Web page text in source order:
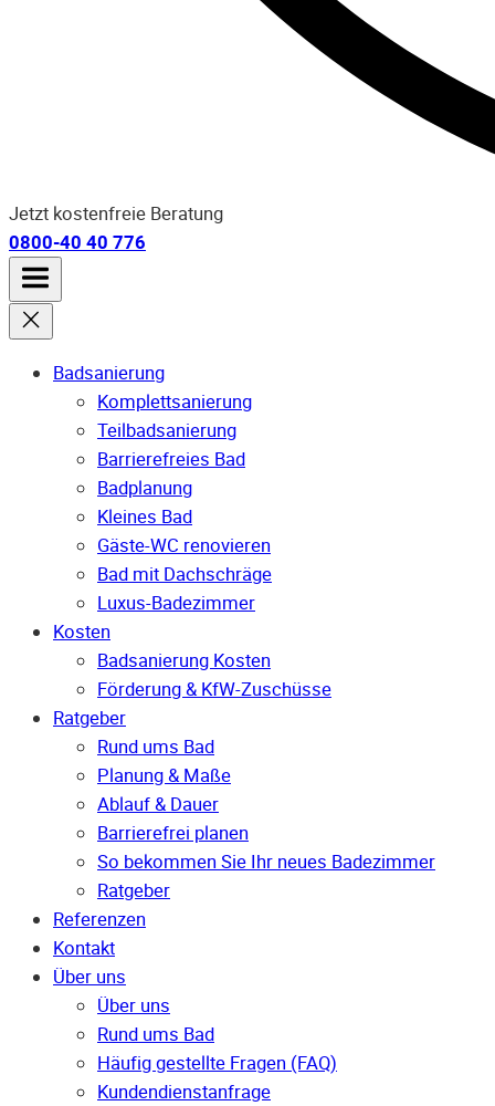
Jetzt kostenfreie Beratung
0800-40 40 776
Badsanierung
Komplettsanierung
Teilbadsanierung
Barrierefreies Bad
Badplanung
Kleines Bad
Gäste-WC renovieren
Bad mit Dachschräge
Luxus-Badezimmer
Kosten
Badsanierung Kosten
Förderung & KfW-Zuschüsse
Ratgeber
Rund ums Bad
Planung & Maße
Ablauf & Dauer
Barrierefrei planen
So bekommen Sie Ihr neues Badezimmer
Ratgeber
Referenzen
Kontakt
Über uns
Über uns
Rund ums Bad
Häufig gestellte Fragen (FAQ)
Kunden­dienst­anfrage